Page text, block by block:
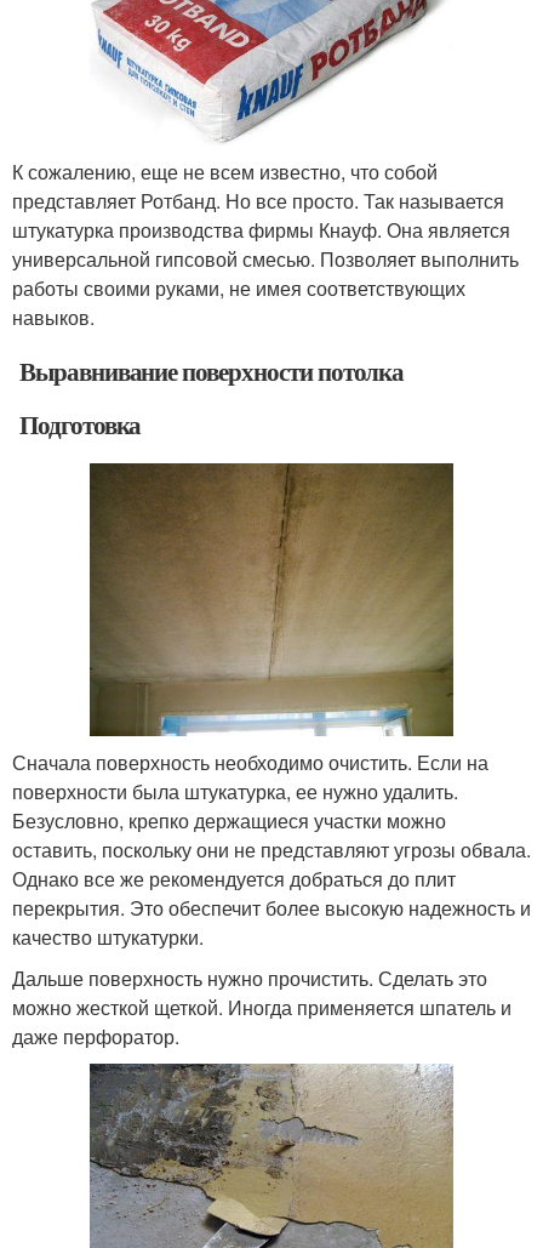
К сожалению, еще не всем известно, что собой
представляет Ротбанд. Но все просто. Так называется
штукатурка производства фирмы Кнауф. Она является
универсальной гипсовой смесью. Позволяет выполнить
работы своими руками, не имея соответствующих
навыков.
Выравнивание поверхности потолка
Подготовка
Сначала поверхность необходимо очистить. Если на
поверхности была штукатурка, ее нужно удалить.
Безусловно, крепко держащиеся участки можно
оставить, поскольку они не представляют угрозы обвала.
Однако все же рекомендуется добраться до плит
перекрытия. Это обеспечит более высокую надежность и
качество штукатурки.
Дальше поверхность нужно прочистить. Сделать это
можно жесткой щеткой. Иногда применяется шпатель и
даже перфоратор.